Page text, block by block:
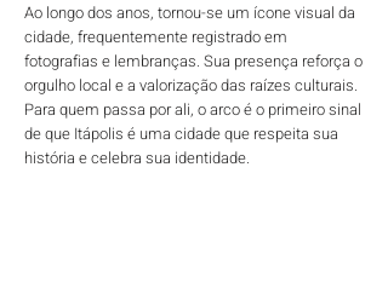
Ao longo dos anos, tornou-se um ícone visual da
cidade, frequentemente registrado em
fotografias e lembranças. Sua presença reforça o
orgulho local e a valorização das raízes culturais.
Para quem passa por ali, o arco é o primeiro sinal
de que Itápolis é uma cidade que respeita sua
história e celebra sua identidade.